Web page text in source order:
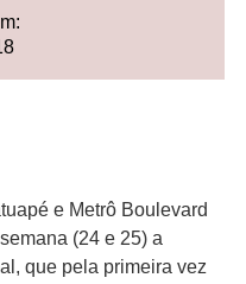
e Metrô Boulevard
(24 e 25) a
que pela primeira vez